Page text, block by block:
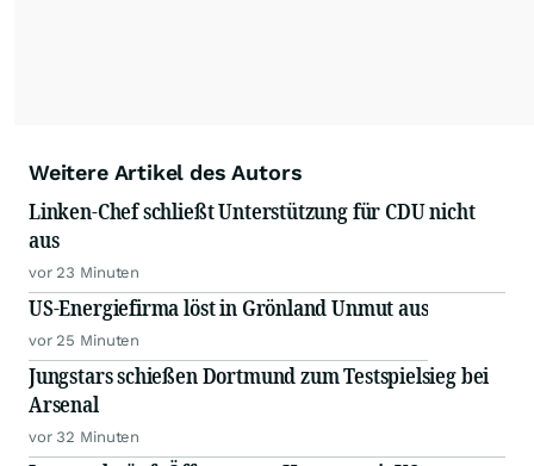
Weitere Artikel des Autors
Linken-Chef schließt Unterstützung für CDU nicht
aus
vor 23 Minuten
US-Energiefirma löst in Grönland Unmut aus
vor 25 Minuten
Jungstars schießen Dortmund zum Testspielsieg bei
Arsenal
vor 32 Minuten